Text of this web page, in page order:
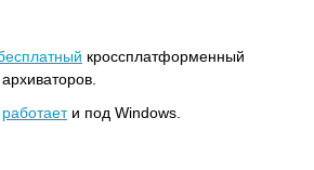
кроссплатформенный
архиваторов.
работаети под Windows.